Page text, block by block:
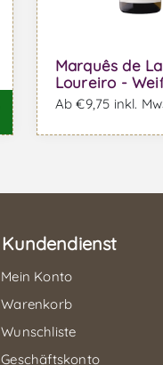
Marquês de
Loureiro -
Ab €9,75 inkl.
Kundendienst
Mein Konto
Warenkorb
Wunschliste
Geschäftskonto